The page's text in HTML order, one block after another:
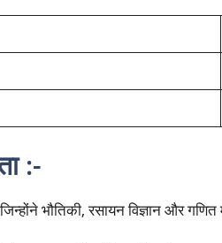
:-
भौतिकी, रसायन विज्ञान और